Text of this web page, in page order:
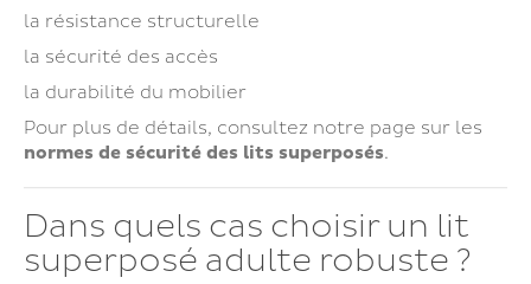
la résistance structurelle
la sécurité des accès
la durabilité du mobilier
Pour plus de détails, consultez notre page sur les
normes de sécurité des lits superposés.
Dans quels cas choisir un lit
superposé adulte robuste ?